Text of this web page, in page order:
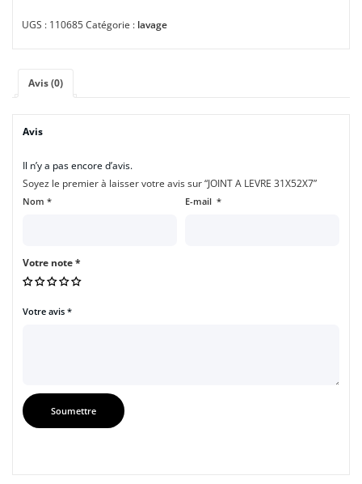
UGS : 110685Catégorie : lavage
Avis (0)
Avis
Il n’y a pas encore d’avis.
Soyez le premier à laisser votre avis sur “JOINT A LEVRE 31X52X7”
Nom * E-mail *
Votre note*
Votre avis *